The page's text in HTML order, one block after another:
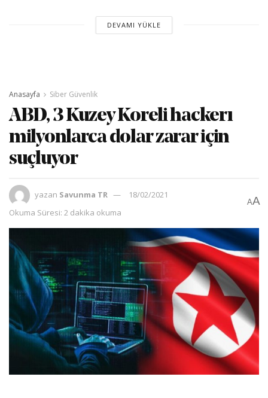
DEVAMI YÜKLE
Anasayfa Siber Güvenlik
ABD, 3 Kuzey Koreli hackerı
milyonlarca dolar zarar için
suçluyor
yazan Savunma TR
18/02/2021
Okuma Süresi: 2 dakika okuma
AA